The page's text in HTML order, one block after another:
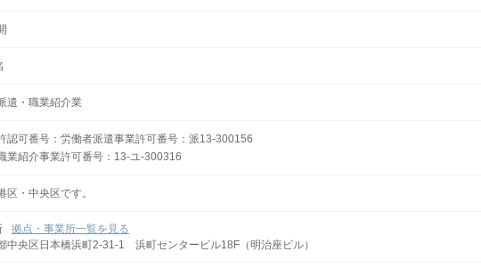
遣・職業紹介業
認可番号：労働者派遣事業許可番号：派13-300156
業紹介事業許可番号：13-ユ-300316
区・中央区です。
拠点・事業所一覧を見る
中央区日本橋浜町2-31-1 浜町センタービル18F（明治座ビル）